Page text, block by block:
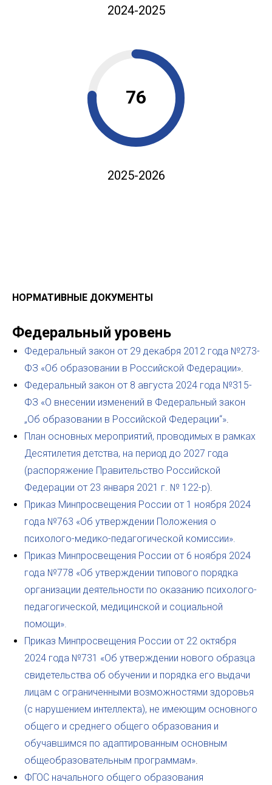
2024-2025
76
2025-2026
НОРМАТИВНЫЕ ДОКУМЕНТЫ
Федеральный уровень
Федеральный закон от 29 декабря 2012 года №273-
ФЗ «Об образовании в Российской Федерации».
Федеральный закон от 8 августа 2024 года №315-
ФЗ «О внесении изменений в Федеральный закон
„Об образовании в Российской Федерации“».
План основных мероприятий, проводимых в рамках
Десятилетия детства, на период до 2027 года
(распоряжение Правительство Российской
Федерации от 23 января 2021 г. № 122-р).
Приказ Минпросвещения России от 1 ноября 2024
года №763 «Об утверждении Положения о
психолого-медико-педагогической комиссии».
Приказ Минпросвещения России от 6 ноября 2024
года №778 «Об утверждении типового порядка
организации деятельности по оказанию психолого-
педагогической, медицинской и социальной
помощи».
Приказ Минпросвещения России от 22 октября
2024 года №731 «Об утверждении нового образца
свидетельства об обучении и порядка его выдачи
лицам с ограниченными возможностями здоровья
(с нарушением интеллекта), не имеющим основного
общего и среднего общего образования и
обучавшимся по адаптированным основным
общеобразовательным программам».
ФГОС начального общего образования